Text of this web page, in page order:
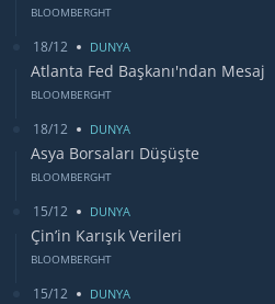
BLOOMBERGHT
18/12 DUNYA
Atlanta Fed Başkanı'ndan Mesaj
BLOOMBERGHT
18/12 DUNYA
Asya Borsaları Düşüşte
BLOOMBERGHT
15/12 DUNYA
Çin’in Karışık Verileri
BLOOMBERGHT
15/12 DUNYA